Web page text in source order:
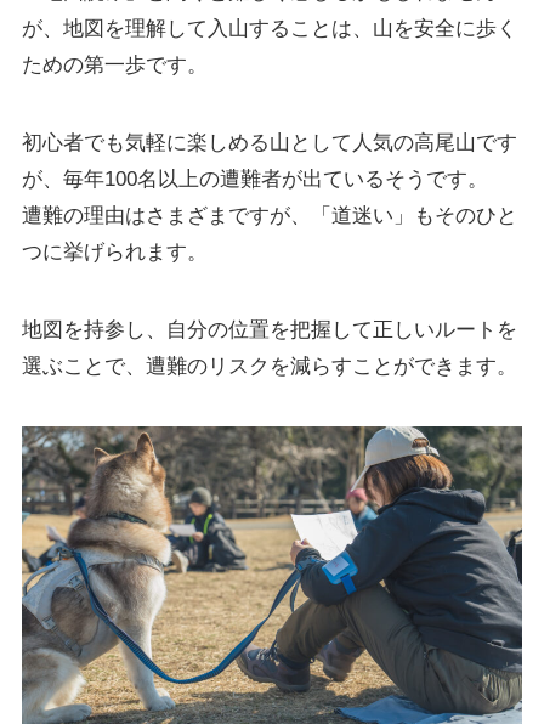
が、地図を理解して入山することは、山を安全に歩く
ための第一歩です。
初心者でも気軽に楽しめる山として人気の高尾山です
が、毎年100名以上の遭難者が出ているそうです。
遭難の理由はさまざまですが、「道迷い」もそのひと
つに挙げられます。
地図を持参し、自分の位置を把握して正しいルートを
選ぶことで、遭難のリスクを減らすことができます。